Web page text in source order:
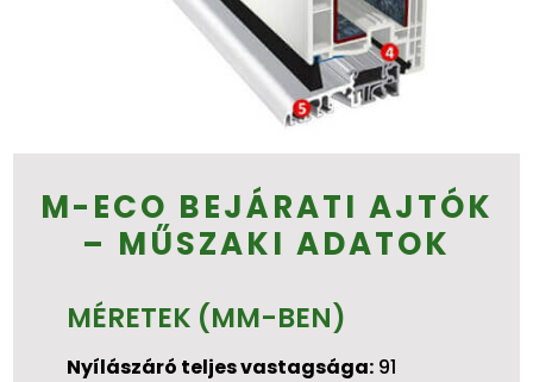
M-ECO BEJÁRATI AJTÓK
– MŰSZAKI ADATOK
MÉRETEK (MM-BEN)
Nyílászáró teljes vastagsága: 91